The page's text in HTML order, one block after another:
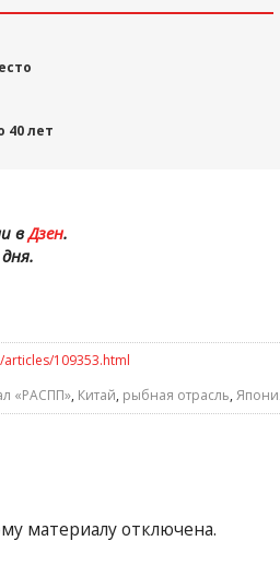
40 лет
вДзен.
109353.html
«РАСПП», Китай, рыбная отрасль,
материалу отключена.